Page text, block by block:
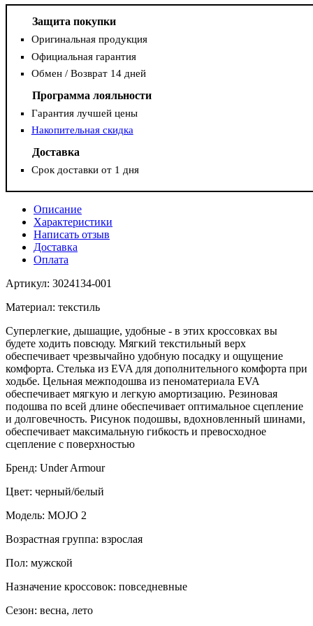
Защита покупки
Оригинальная продукция
Официальная гарантия
Обмен / Возврат 14 дней
Программа лояльности
Гарантия лучшей цены
Накопительная скидка
Доставка
Срок доставки от 1 дня
Описание
Характеристики
Написать отзыв
Доставка
Оплата
Артикул: 3024134-001
Материал: текстиль
Суперлегкие, дышащие, удобные - в этих кроссовках вы
будете ходить повсюду. Мягкий текстильный верх
обеспечивает чрезвычайно удобную посадку и ощущение
комфорта. Стелька из EVA для дополнительного комфорта при
ходьбе. Цельная межподошва из пеноматериала EVA
обеспечивает мягкую и легкую амортизацию. Резиновая
подошва по всей длине обеспечивает оптимальное сцепление
и долговечность. Рисунок подошвы, вдохновленный шинами,
обеспечивает максимальную гибкость и превосходное
сцепление с поверхностью
Бренд: Under Armour
Цвет: черный/белый
Модель: MOJO 2
Возрастная группа: взрослая
Пол: мужской
Назначение кроссовок: повседневные
Сезон: весна, лето